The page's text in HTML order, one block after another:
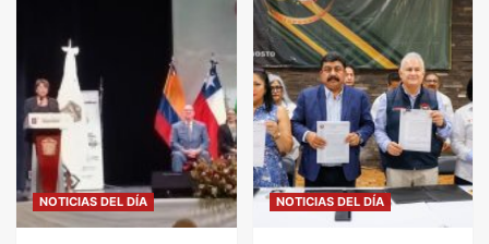
NOTICIAS DEL DÍA NOTICIAS DEL DÍA